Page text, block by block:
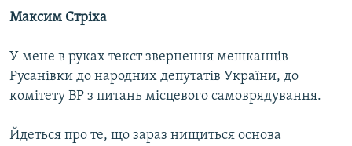
Максим Стріха
У мене в руках текст звернення мешканців
Русанівки до народних депутатів України, до
комітету ВР з питань місцевого самоврядування.
Йдеться про те, що зараз нищиться основа